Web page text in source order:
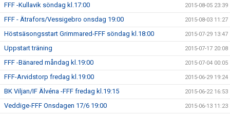
FFF -Kullavik söndag kl.17:00 2015-08-05 23:39
FFF - Ätrafors/Vessigebro onsdag 19:00 2015-08-03 11:27
Höstsäsongsstart Grimmared-FFF söndag kl.18:00 2015-07-29 13:47
Uppstart träning 2015-07-17 20:08
FFF -Bänared måndag kl.19:00 2015-07-04 00:05
FFF-Arvidstorp fredag kl.19:00 2015-06-29 19:24
BK Viljan/IF Älvéna -FFF fredag kl.19:15 2015-06-22 16:53
Veddige-FFF Onsdagen 17/6 19:00 2015-06-13 11:23